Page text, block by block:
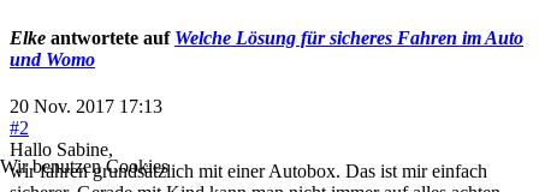
Elke antwortete auf Welche Lösung für sicheres Fahren im Auto
und Womo
20 Nov. 2017 17:13
#2
Hallo Sabine,
wir fahren grundsätzlich mit einer Autobox. Das ist mir einfach
Wir benutzen Cookies